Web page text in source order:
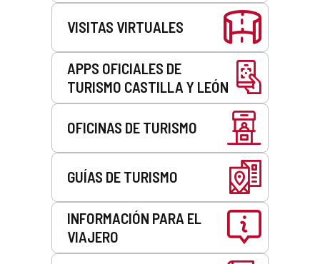
VISITAS VIRTUALES
APPS OFICIALES DE
TURISMO CASTILLA Y LEÓN
OFICINAS DE TURISMO
GUÍAS DE TURISMO
INFORMACIÓN PARA EL
VIAJERO